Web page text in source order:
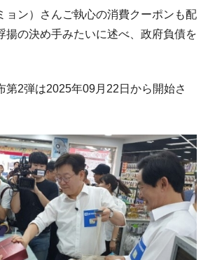
は「中国と同じく」投資に不適格な国
ドル入手」手段ではないのか？
･外為取引量「1日当たり1,214.4億ド
大統領府ボンクラ政策室長が告発され
るべき株価操作であり、空前の国政壟
･警察職員が「丸刈りになって抗議活
だけが鉄鋼輸出を異常増加させる ⇒ 中
ョン）さんご執心の消費クーポンも配
揚の決め手みたいに述べ、政府負債を
第2弾は2025年09月22日から開始さ